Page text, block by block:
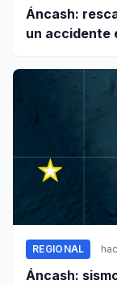
Áncash:
un accidente
REGIONAL
Áncash: